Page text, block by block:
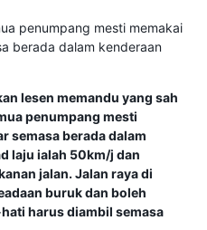
penumpang mesti memakai
berada dalam kenderaan
lesen memandu yang sah
penumpang mesti
semasa berada dalam
laju ialah 50km/j dan
jalan. Jalan raya di
buruk dan boleh
harus diambil semasa